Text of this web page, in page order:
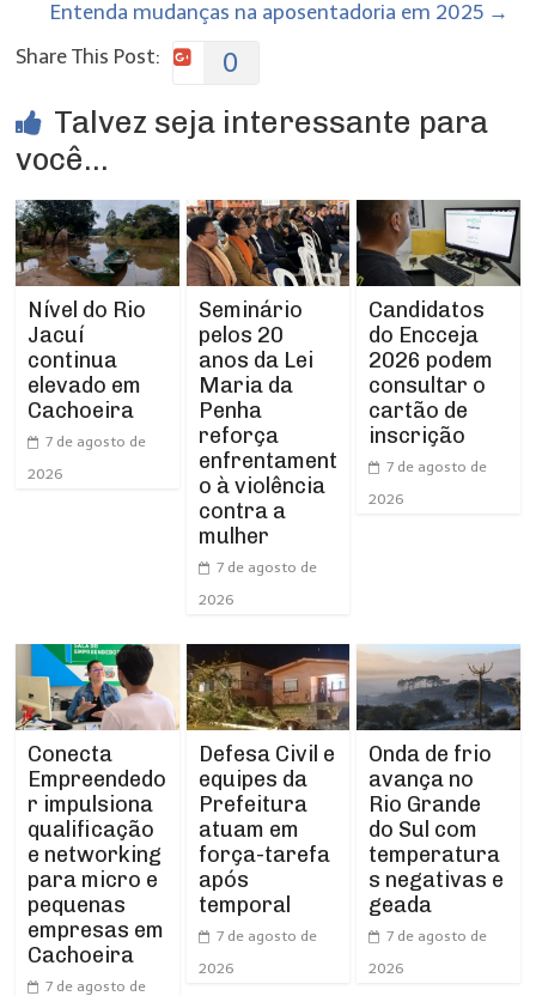
Entenda mudanças na aposentadoria em 2025 →
Share This Post:
0
Talvez seja interessante para
você...
Nível do Rio
Jacuí
continua
elevado em
Cachoeira
7 de agosto de
2026
Seminário
pelos 20
anos da Lei
Maria da
Penha
reforça
enfrentament
o à violência
contra a
mulher
7 de agosto de
2026
Candidatos
do Encceja
2026 podem
consultar o
cartão de
inscrição
7 de agosto de
2026
Conecta
Empreendedo
r impulsiona
qualificação
e networking
para micro e
pequenas
empresas em
Cachoeira
7 de agosto de
Defesa Civil e
equipes da
Prefeitura
atuam em
força-tarefa
após
temporal
7 de agosto de
2026
Onda de frio
avança no
Rio Grande
do Sul com
temperatura
s negativas e
geada
7 de agosto de
2026